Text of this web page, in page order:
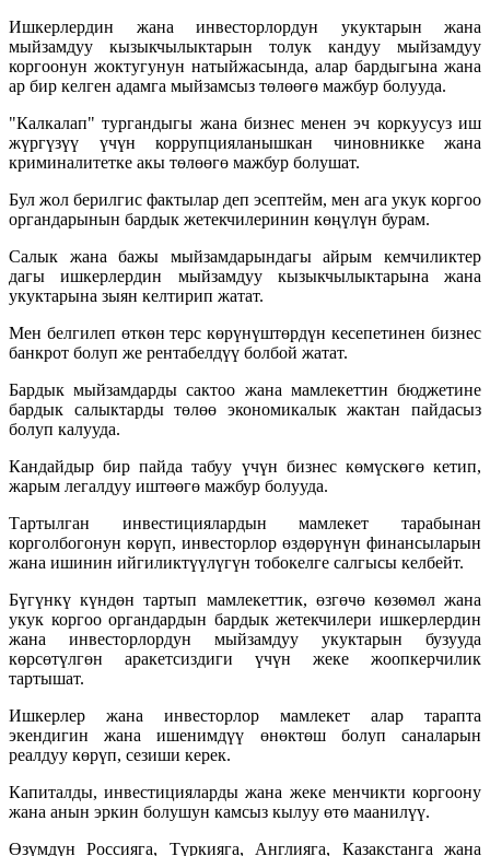
Ишкерлердин жана инвесторлордун укуктарын жана
мыйзамдуу кызыкчылыктарын толук кандуу мыйзамдуу
коргоонун жоктугунун натыйжасында, алар бардыгына жана
ар бир келген адамга мыйзамсыз төлөөгө мажбур болууда.
"Калкалап" тургандыгы жана бизнес менен эч коркуусуз иш
жүргүзүү үчүн коррупцияланышкан чиновникке жана
криминалитетке акы төлөөгө мажбур болушат.
Бул жол берилгис фактылар деп эсептейм, мен ага укук коргоо
органдарынын бардык жетекчилеринин көңүлүн бурам.
Салык жана бажы мыйзамдарындагы айрым кемчиликтер
дагы ишкерлердин мыйзамдуу кызыкчылыктарына жана
укуктарына зыян келтирип жатат.
Мен белгилеп өткөн терс көрүнүштөрдүн кесепетинен бизнес
банкрот болуп же рентабелдүү болбой жатат.
Бардык мыйзамдарды сактоо жана мамлекеттин бюджетине
бардык салыктарды төлөө экономикалык жактан пайдасыз
болуп калууда.
Кандайдыр бир пайда табуу үчүн бизнес көмүскөгө кетип,
жарым легалдуу иштөөгө мажбур болууда.
Тартылган инвестициялардын мамлекет тарабынан
корголбогонун көрүп, инвесторлор өздөрүнүн финансыларын
жана ишинин ийгиликтүүлүгүн тобокелге салгысы келбейт.
Бүгүнкү күндөн тартып мамлекеттик, өзгөчө көзөмөл жана
укук коргоо органдардын бардык жетекчилери ишкерлердин
жана инвесторлордун мыйзамдуу укуктарын бузууда
көрсөтүлгөн аракетсиздиги үчүн жеке жоопкерчилик
тартышат.
Ишкерлер жана инвесторлор мамлекет алар тарапта
экендигин жана ишенимдүү өнөктөш болуп саналарын
реалдуу көрүп, сезиши керек.
Капиталды, инвестицияларды жана жеке менчикти коргоону
жана анын эркин болушун камсыз кылуу өтө маанилүү.
Өзүмдүн Россияга, Түркияга, Англияга, Казакстанга жана